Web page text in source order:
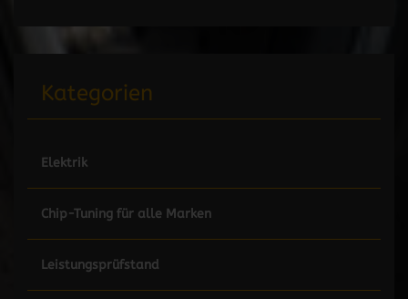
Kategorien
Elektrik
Chip-Tuning für alle Marken
Leistungsprüfstand